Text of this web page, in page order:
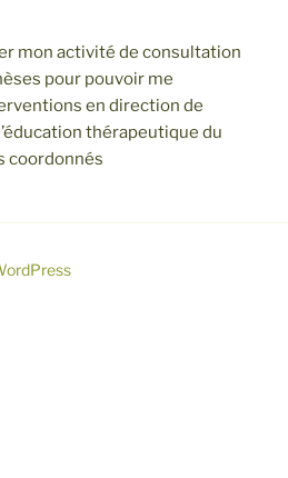
mon activité de consultation
pour pouvoir me
en direction de
thérapeutique du
coordonnés